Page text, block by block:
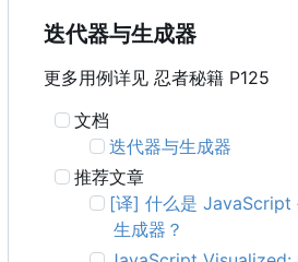
迭代器与生成器
更多用例详见 忍者秘籍 P125
文档
迭代器与生成器
推荐文章
[译] 什么是 JavaScript
生成器？